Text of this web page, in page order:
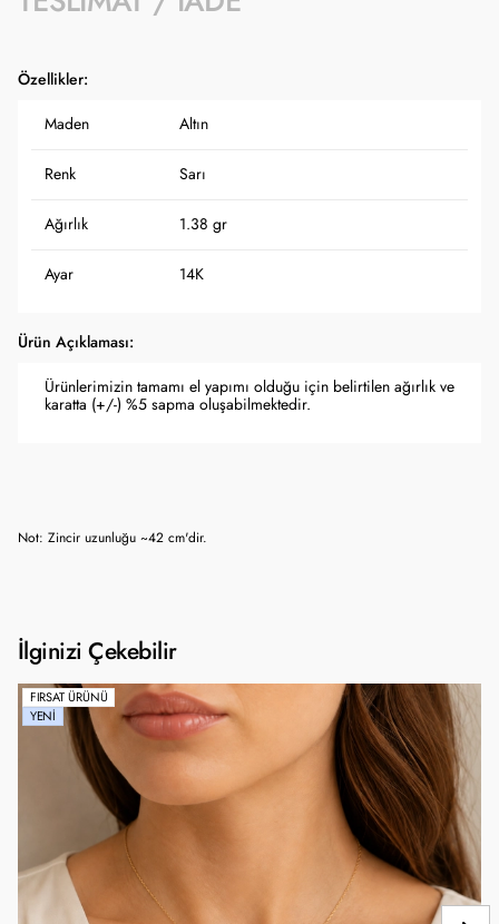
Özellikler:
Maden Altın
Renk Sarı
Ağırlık 1.38 gr
Ayar 14K
Ürün Açıklaması:
Ürünlerimizin tamamı el yapımı olduğu için belirtilen ağırlık ve
karatta (+/-) %5 sapma oluşabilmektedir.
Not: Zincir uzunluğu ~42 cm'dir.
İlginizi Çekebilir
FIRSAT ÜRÜNÜ
YENI